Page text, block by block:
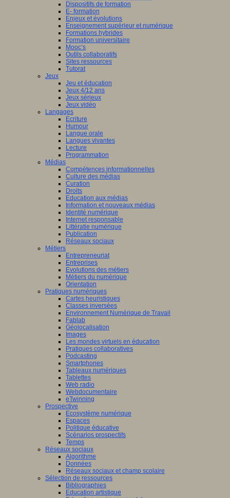
Dispositifs de formation
E- formation
Enjeux et évolutions
Enseignement supérieur et numérique
Formations hybrides
Formation universitaire
Mooc’s
Outils collaboratifs
Sites ressources
Tutorat
Jeux
Jeu et éducation
Jeux 4/12 ans
Jeux sérieux
Jeux vidéo
Langages
Ecriture
Humour
Langue orale
Langues vivantes
Lecture
Programmation
Médias
Compétences informationnelles
Culture des médias
Curation
Droits
Education aux médias
Information et nouveaux médias
Identité numérique
Internet responsable
Littératie numérique
Publication
Réseaux sociaux
Métiers
Entrepreneuriat
Entreprises
Evolutions des métiers
Métiers du numérique
Orientation
Pratiques numériques
Cartes heuristiques
Classes inversées
Environnement Numérique de Travail
Fablab
Géolocalisation
Images
Les mondes virtuels en éducation
Pratiques collaboratives
Podcasting
Smartphones
Tableaux numériques
Tablettes
Web radio
Webdocumentaire
eTwinning
Prospective
Ecosystème numérique
Espaces
Politique éducative
Scénarios prospectifs
Temps
Réseaux sociaux
Algorithme
Données
Réseaux sociaux et champ scolaire
Sélection de ressources
Bibliographies
Education artistique